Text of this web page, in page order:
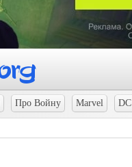
Про Войну Marvel DC